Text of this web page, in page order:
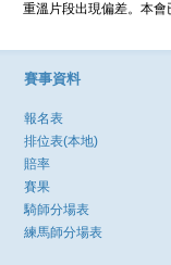
重溫片段出現偏差。本
賽事資料
報名表
排位表(本地)
賠率
賽果
騎師分場表
練馬師分場表